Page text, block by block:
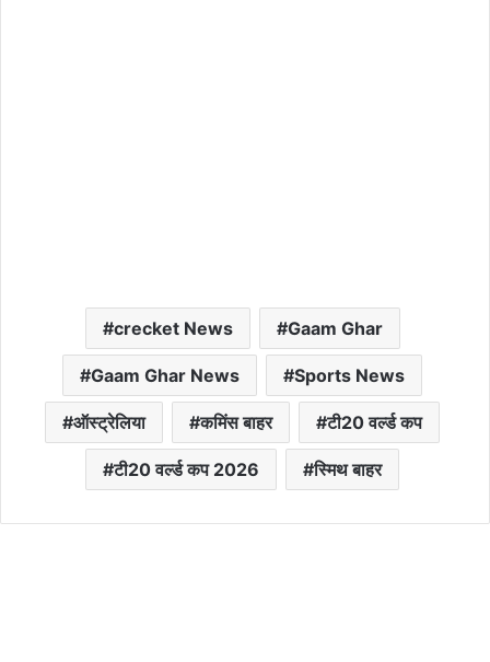
crecket News Gaam Ghar
Gaam Ghar News Sports News
ऑस्ट्रेलिया कमिंस बाहर टी20 वर्ल्ड कप
टी20 वर्ल्ड कप 2026 स्मिथ बाहर